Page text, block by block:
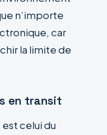
n’importe
car
la limite de
en transit
celui du